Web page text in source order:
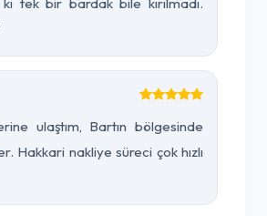
ulaştım, Bartın bölgesinde
Hakkari nakliye süreci çok hızlı